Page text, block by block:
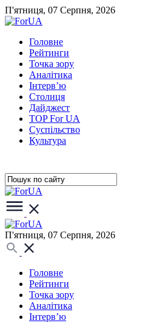
П'ятниця, 07 Серпня, 2026
Головне
Рейтинги
Точка зору
Аналітика
Інтерв’ю
Столиця
Дайджест
TOP For UA
Суспiльство
Культура
П'ятниця, 07 Серпня, 2026
Головне
Рейтинги
Точка зору
Аналітика
Інтерв’ю